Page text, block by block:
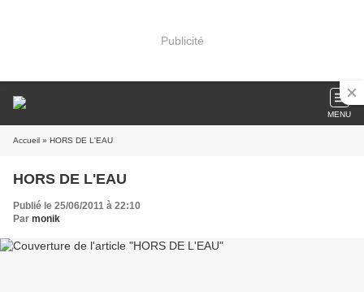
Publicité
MENU
Accueil » HORS DE L'EAU
HORS DE L'EAU
Publié le 25/06/2011 à 22:10
Par monik